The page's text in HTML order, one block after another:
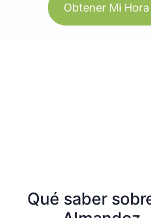
Obtener Mi
Qué saber